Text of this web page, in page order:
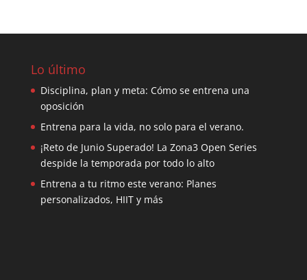
Lo último
Disciplina, plan y meta: Cómo se entrena una
oposición
Entrena para la vida, no solo para el verano.
¡Reto de Junio Superado! La Zona3 Open Series
despide la temporada por todo lo alto
Entrena a tu ritmo este verano: Planes
personalizados, HIIT y más